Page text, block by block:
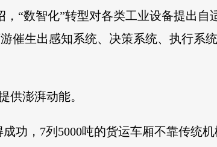
“数智化”转型对各类工业设备提出自
催生出感知系统、决策系统、执行系
澎湃动能。
功，7列5000吨的货运车厢不靠传统